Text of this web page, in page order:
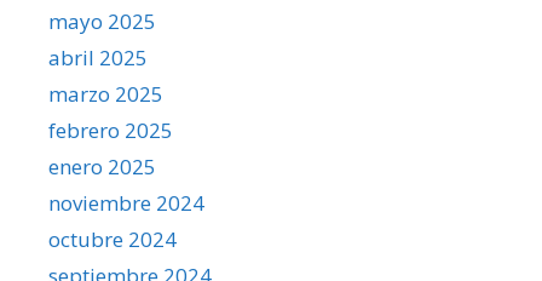
mayo 2025
abril 2025
marzo 2025
febrero 2025
enero 2025
noviembre 2024
octubre 2024
septiembre 2024